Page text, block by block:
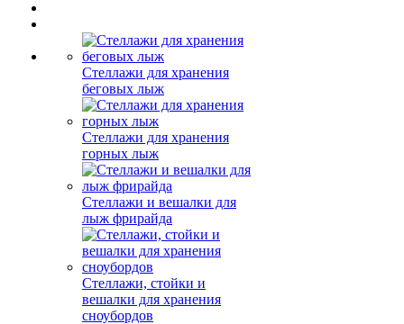
Стеллажи для хранения
беговых лыж
Стеллажи для хранения
горных лыж
Стеллажи и вешалки для
лыж фрирайда
Стеллажи, стойки и
вешалки для хранения
сноубордов